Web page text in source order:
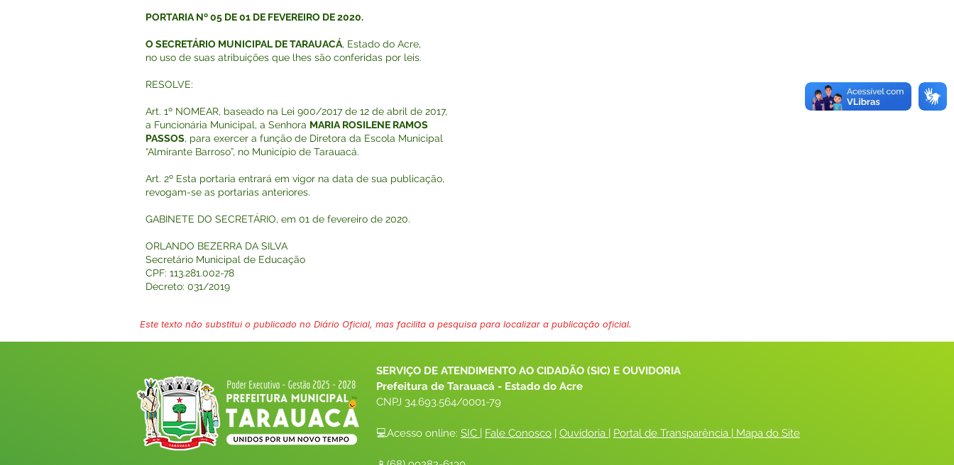
PORTARIA Nº 05 DE 01 DE FEVEREIRO DE 2020.
O SECRETÁRIO MUNICIPAL DE TARAUACÁ, Estado do Acre,
no uso de suas atribuições que lhes são conferidas por leis.
RESOLVE:
Art. 1º NOMEAR, baseado na Lei 900/2017 de 12 de abril de 2017,
a Funcionária Municipal, a Senhora MARIA ROSILENE RAMOS
PASSOS, para exercer a função de Diretora da Escola Municipal
“Almirante Barroso”, no Município de Tarauacá.
Art. 2º Esta portaria entrará em vigor na data de sua publicação,
revogam-se as portarias anteriores.
GABINETE DO SECRETÁRIO, em 01 de fevereiro de 2020.
ORLANDO BEZERRA DA SILVA
Secretário Municipal de Educação
CPF: 113.281.002-78
Decreto: 031/2019
Este texto não substitui o publicado no Diário Oficial, mas facilita a pesquisa para localizar a publicação oficial.
SERVIÇO DE ATENDIMENTO AO CIDADÃO (SIC) E OUVIDORIA
Prefeitura de Tarauacá - Estado do Acre
CNPJ 34.693.564/0001-79
💻Acesso online: SIC | Fale Conosco | Ouvidoria | Portal de Transparência | Mapa do Site